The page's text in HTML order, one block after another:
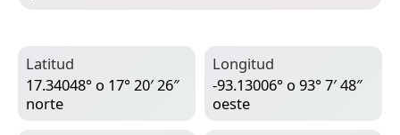
Latitud
17.34048° o 17° 20′ 26″
norte
Longitud
-93.13006° o 93° 7′ 48″
oeste